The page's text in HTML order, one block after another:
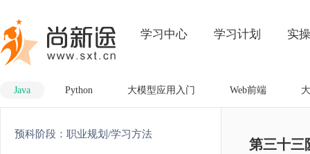
学习中心 学习计划 实操
Java Python 大模型应用入门 Web前端
预科阶段：职业规划/学习方法
第三十三